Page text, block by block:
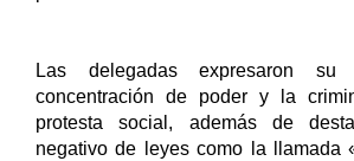
Las delegadas expresaron
concentración de poder y la
protesta social, además de
negativo de leyes como la llamada